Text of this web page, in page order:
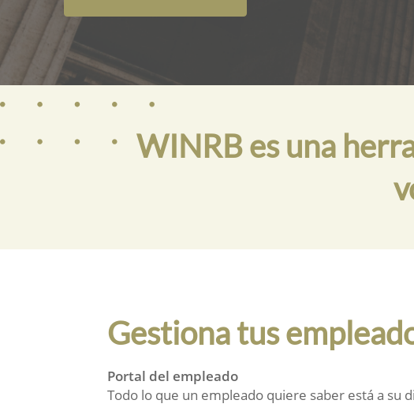
WINRB es una
Gestiona tus
Portal del empleado
Todo lo que un empleado quiere saber está a su